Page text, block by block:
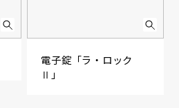
電子錠「ラ・ロック
Ⅱ」